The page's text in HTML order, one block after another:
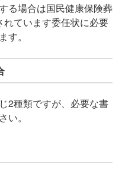
る場合は国民健康保険葬
ています委任状に必要
。
2種類ですが、必要な書
。